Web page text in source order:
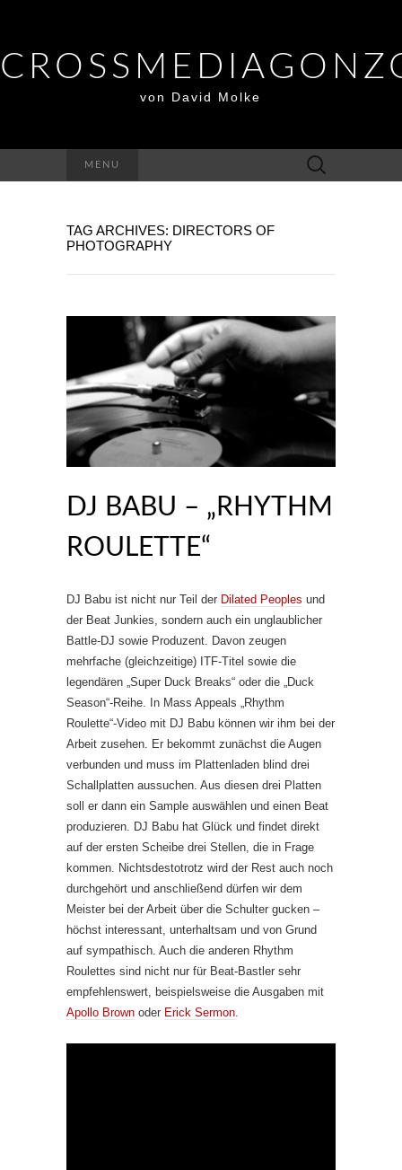
von David Molke
MENU
Suche
nach:
TAG ARCHIVES: DIRECTORS OF
PHOTOGRAPHY
DJ BABU – „RHYTHM
ROULETTE“
DJ Babu ist nicht nur Teil der Dilated Peoples und
der Beat Junkies, sondern auch ein unglaublicher
Battle-DJ sowie Produzent. Davon zeugen
mehrfache (gleichzeitige) ITF-Titel sowie die
legendären „Super Duck Breaks“ oder die „Duck
Season“-Reihe. In Mass Appeals „Rhythm
Roulette“-Video mit DJ Babu können wir ihm bei der
Arbeit zusehen. Er bekommt zunächst die Augen
verbunden und muss im Plattenladen blind drei
Schallplatten aussuchen. Aus diesen drei Platten
soll er dann ein Sample auswählen und einen Beat
produzieren. DJ Babu hat Glück und findet direkt
auf der ersten Scheibe drei Stellen, die in Frage
kommen. Nichtsdestotrotz wird der Rest auch noch
durchgehört und anschließend dürfen wir dem
Meister bei der Arbeit über die Schulter gucken –
höchst interessant, unterhaltsam und von Grund
auf sympathisch. Auch die anderen Rhythm
Roulettes sind nicht nur für Beat-Bastler sehr
empfehlenswert, beispielsweise die Ausgaben mit
Apollo Brown oder Erick Sermon.